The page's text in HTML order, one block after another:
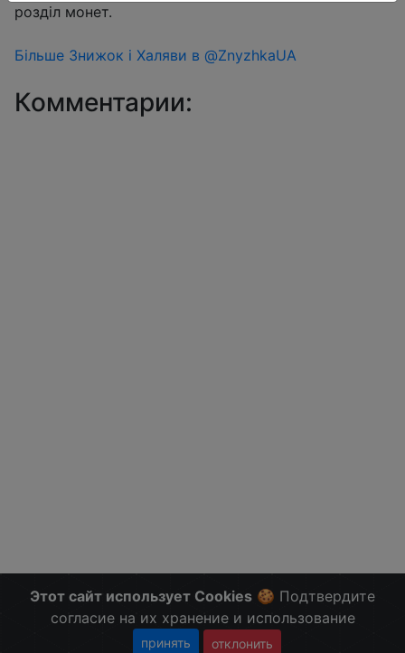
розділ монет.
Більше Знижок і Халяви в @ZnyzhkaUA
Комментарии:
Этот сайт использует Cookies 🍪 Подтвердите
согласие на их хранение и использование
принять отклонить